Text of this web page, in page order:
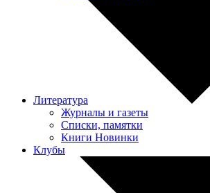
Литература
Журналы и газеты
Списки, памятки
Книги Новинки
Клубы